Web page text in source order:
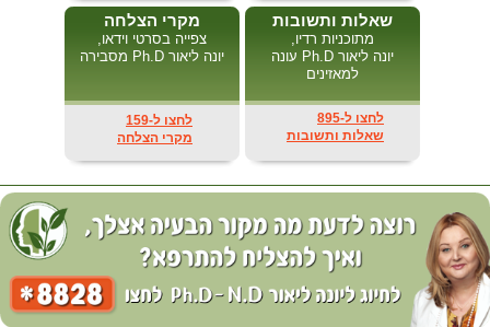
מקרי הצלחה
צפייה בסרטי וידאו,
יונה ליאור Ph.D מסבירה
לחצו ל-159
מקרי הצלחה
שאלות ותשובות
מתוכניות רדיו,
יונה ליאור Ph.D עונה
למאזינים
לחצו ל-895
שאלות ותשובות
יונה ליאור בעלת תואר Ph.D-N.D בנטורופתיה ורפואה טבעית ואינה רופאה ברפואה
קונבנציונאלית בתואר M.D